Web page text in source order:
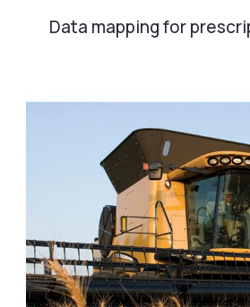
Data mapping for